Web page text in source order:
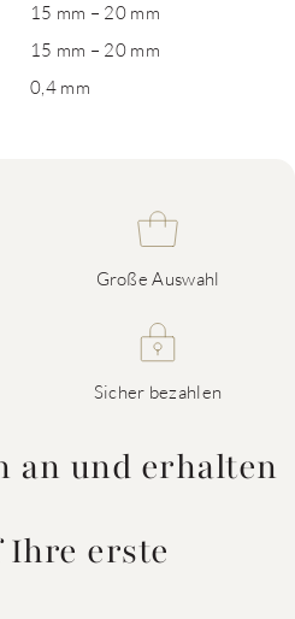
15 mm – 20 mm
15 mm – 20 mm
0,4 mm
Große Auswahl
Sicher bezahlen
an und erhalten
Ihre erste